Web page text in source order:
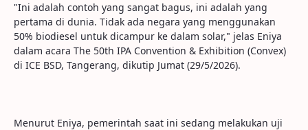
"Ini adalah contoh yang sangat bagus, ini adalah yang
pertama di dunia. Tidak ada negara yang menggunakan
50% biodiesel untuk dicampur ke dalam solar," jelas Eniya
dalam acara The 50th IPA Convention & Exhibition (Convex)
di ICE BSD, Tangerang, dikutip Jumat (29/5/2026).
Menurut Eniya, pemerintah saat ini sedang melakukan uji